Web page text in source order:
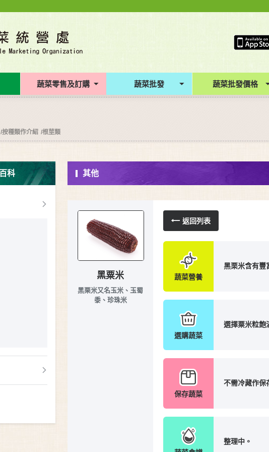
蔬菜零售及訂購 蔬菜批發 蔬菜批發價格
按種類作介紹 根莖類
科 其他
黑粟米
黑栗米又名玉米、玉蜀
黍、珍珠米
返回列表
蔬菜營養
黑栗米含有豐
選購蔬菜
選擇粟米粒飽
保存蔬菜
不需冷藏作保
整理中。